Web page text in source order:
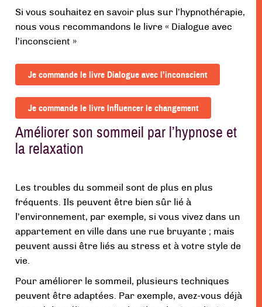
Si vous souhaitez en savoir plus sur l’hypnothérapie,
nous vous recommandons le livre « Dialogue avec
l’inconscient »
Je commande le livre Dialogue avec l’inconscient
Je commande le livre Influencer le changement
Améliorer son sommeil par l’hypnose et
la relaxation
Les troubles du sommeil sont de plus en plus
fréquents. Ils peuvent être bien sûr lié à
l’environnement, par exemple, si vous vivez dans un
appartement en ville dans une rue bruyante ; mais
peuvent aussi être liés au stress et à votre style de
vie.
Pour améliorer le sommeil, plusieurs techniques
peuvent être adaptées. Par exemple, avez-vous déjà